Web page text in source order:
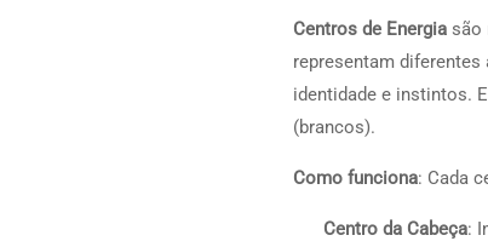
Centros de Energia são
representam
identidade e instintos.
(brancos).
Como funciona: Cada
Centro da Cabeça: